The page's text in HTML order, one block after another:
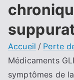
Accueil
Perte
Médicaments
symptômes de